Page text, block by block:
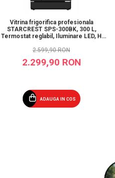
Vitrina frigorifica profesionala
STARCREST SPS-300BK, 300 L,
Termostat reglabil, Iluminare LED, H
2.599,90 RON
2.299,90 RON
ADAUGA IN COS